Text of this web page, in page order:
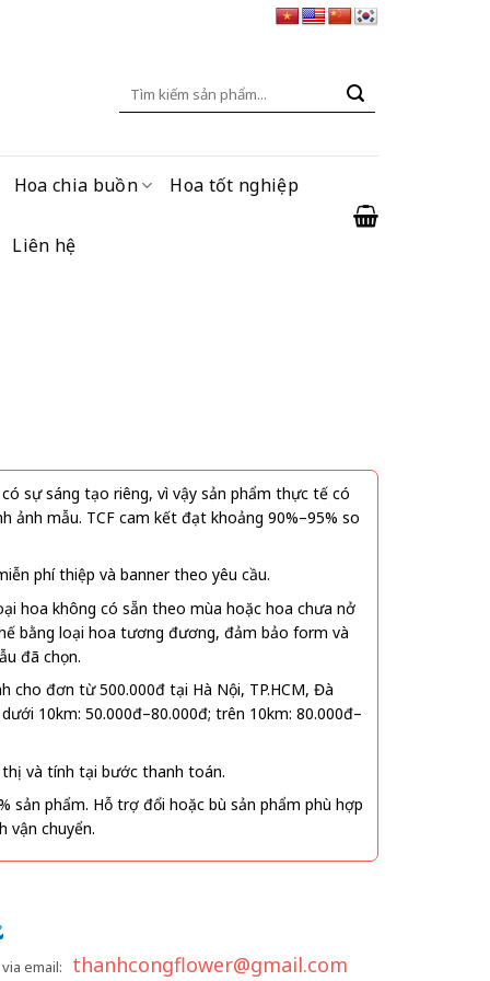
Tìm
Hoa chia buồn Hoa tốt nghiệp
Liên hệ
sự sáng tạo riêng, vì vậy sản phẩm thực tế có
ảnh mẫu. TCF cam kết đạt khoảng 90%–95% so
phí thiệp và banner theo yêu cầu.
hoa không có sẵn theo mùa hoặc hoa chưa nở
bằng loại hoa tương đương, đảm bảo form và
đã chọn.
cho đơn từ 500.000đ tại Hà Nội, TP.HCM, Đà
10km: 50.000đ–80.000đ; trên 10km: 80.000đ–
và tính tại bước thanh toán.
sản phẩm. Hỗ trợ đổi hoặc bù sản phẩm phù hợp
vận chuyển.
email: thanhcongflower@gmail.com